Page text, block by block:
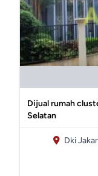
Dijual rumah
Selatan
Dki